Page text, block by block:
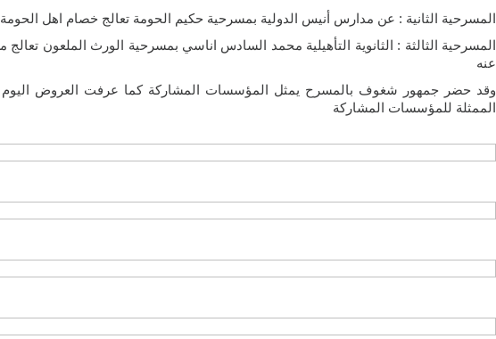
المسرحية الثانية : عن مدارس أنيس الدولية بمسرحية حكيم الحومة تعالج خصام اهل
المسرحية الثالثة : الثانوية التأهيلية محمد السادس اناسي بمسرحية الورث الملعون
عنه
وقد حضر جمهور شغوف بالمسرح يمثل المؤسسات المشاركة كما عرفت العروض اليوم
الممثلة للمؤسسات المشاركة